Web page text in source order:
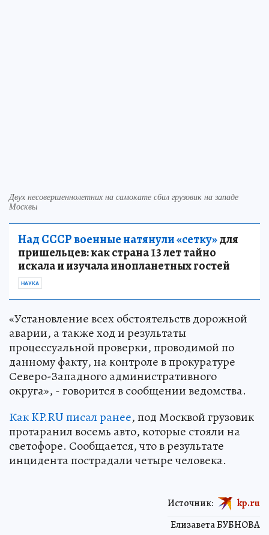
Двух несовершеннолетних на самокате сбил грузовик на западе
Москвы
Над СССР военные натянули «сетку»для
пришельцев: как страна 13 лет тайно
искала и изучала инопланетных гостей
НАУКА
«Установление всех обстоятельств дорожной
аварии, а также ход и результаты
процессуальной проверки, проводимой по
данному факту, на контроле в прокуратуре
Северо-Западного административного
округа», - говорится в сообщении ведомства.
Как KP.RU писал ранее, под Москвой грузовик
протаранил восемь авто, которые стояли на
светофоре. Сообщается, что в результате
инцидента пострадали четыре человека.
Елизавета БУБНОВА
Источник: kp.ru